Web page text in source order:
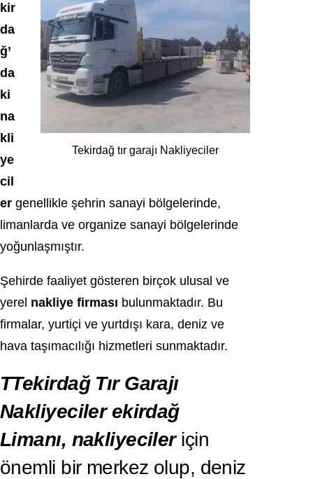
Tekirdağ tır garajı Nakliyeciler
kir
da
ğ’
da
ki
na
kli
ye
cil
er genellikle şehrin sanayi bölgelerinde,
limanlarda ve organize sanayi bölgelerinde
yoğunlaşmıştır.
Şehirde faaliyet gösteren birçok ulusal ve
yerel nakliye firması bulunmaktadır. Bu
firmalar, yurtiçi ve yurtdışı kara, deniz ve
hava taşımacılığı hizmetleri sunmaktadır.
TTekirdağ Tır Garajı
Nakliyeciler ekirdağ
Limanı, nakliyecileriçin
önemli bir merkez olup, deniz